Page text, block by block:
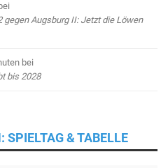
bei
gegen Augsburg II: Jetzt die Löwen
bei
bis 2028
SPIELTAG & TABELLE